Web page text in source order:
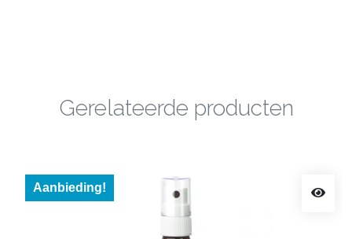
Gerelateerde producten
Aanbieding!